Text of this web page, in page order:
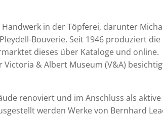
in der Töpferei, darunter
Bouverie. Seit 1946 produziert die
dieses über Kataloge und online.
& Albert Museum (V&A)
renoviert und im Anschluss als aktive
werden Werke von Bernhard